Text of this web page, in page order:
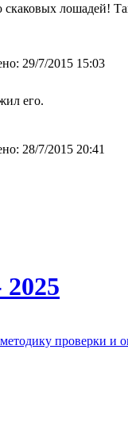
лошадей!
29/7/2015 15:03
его.
28/7/2015 20:41
проверки